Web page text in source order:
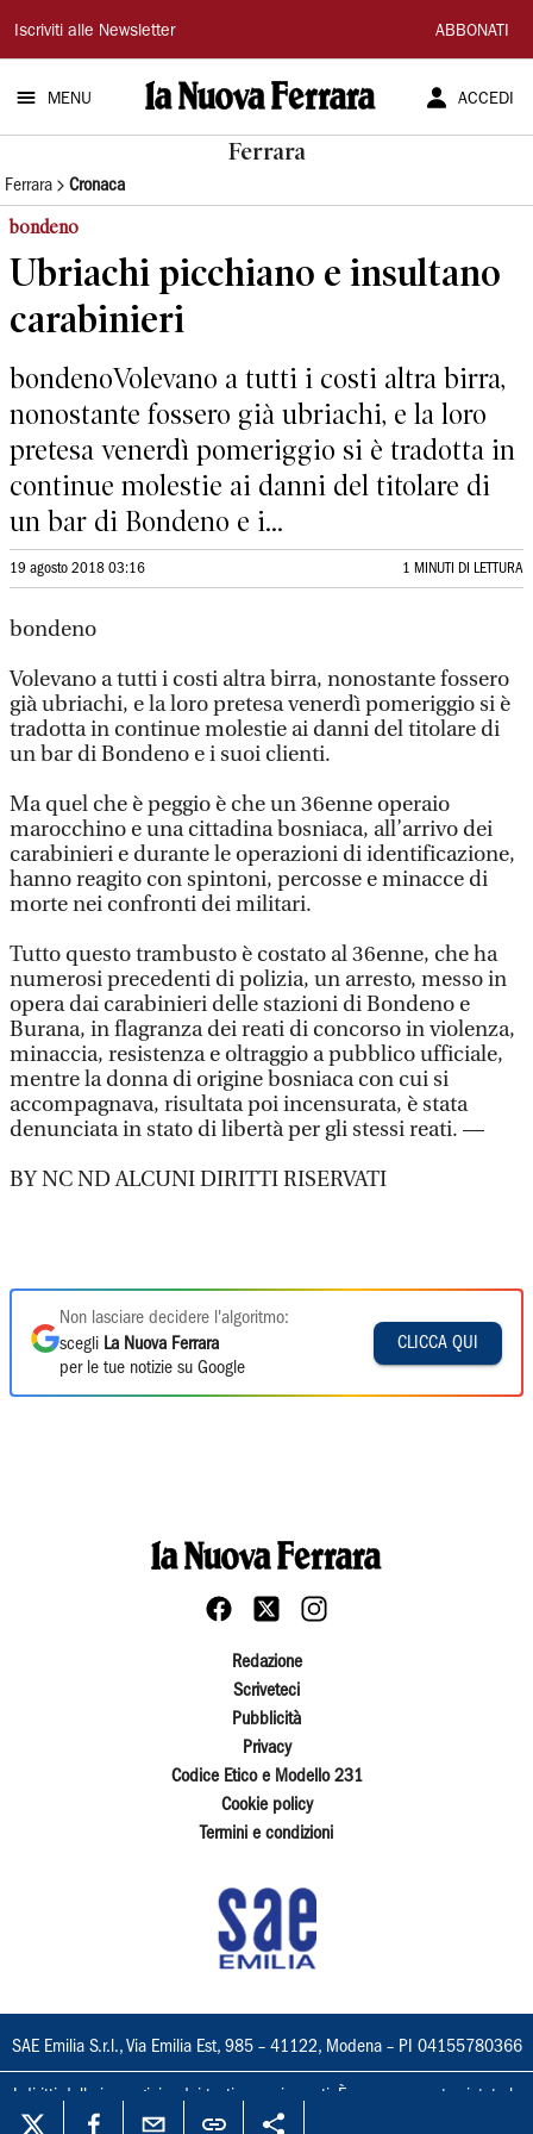
La
Nuova
Ferrara
Iscriviti alle Newsletter ABBONATI
MENU ACCEDI
Ferrara
Ferrara Cronaca
bondeno
Ubriachi picchiano e insultano
carabinieri
bondenoVolevano a tutti i costi altra birra,
nonostante fossero già ubriachi, e la loro
pretesa venerdì pomeriggio si è tradotta in
continue molestie ai danni del titolare di
un bar di Bondeno e i...
19 agosto 2018 03:16 1 MINUTI DI LETTURA
bondeno
Volevano a tutti i costi altra birra, nonostante fossero
già ubriachi, e la loro pretesa venerdì pomeriggio si è
tradotta in continue molestie ai danni del titolare di
un bar di Bondeno e i suoi clienti.
Ma quel che è peggio è che un 36enne operaio
marocchino e una cittadina bosniaca, all’arrivo dei
carabinieri e durante le operazioni di identificazione,
hanno reagito con spintoni, percosse e minacce di
morte nei confronti dei militari.
Tutto questo trambusto è costato al 36enne, che ha
numerosi precedenti di polizia, un arresto, messo in
opera dai carabinieri delle stazioni di Bondeno e
Burana, in flagranza dei reati di concorso in violenza,
minaccia, resistenza e oltraggio a pubblico ufficiale,
mentre la donna di origine bosniaca con cui si
accompagnava, risultata poi incensurata, è stata
denunciata in stato di libertà per gli stessi reati. —
BY NC ND ALCUNI DIRITTI RISERVATI
Non lasciare decidere l'algoritmo:
scegli La Nuova Ferrara
per le tue notizie su Google
CLICCA QUI
Redazione
Scriveteci
Pubblicità
Privacy
Codice Etico e Modello 231
Cookie policy
Termini e condizioni
SAE Emilia S.r.l., Via Emilia Est, 985 – 41122, Modena – PI 04155780366
I diritti delle immagini e dei testi sono riservati. È espressamente vietata la
loro riproduzione con qualsiasi mezzo e l'adattamento totale o parziale.